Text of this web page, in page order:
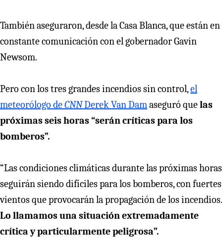
También aseguraron, desde la Casa Blanca, que están en
constante comunicación con el gobernador Gavin
Newsom.
Pero con los tres grandes incendios sin control,el
meteorólogo deCNNDerek Van Damaseguró quelas
próximas seis horas “serán críticas para los
bomberos”.
“Las condiciones climáticas durante las próximas horas
seguirán siendo difíciles para los bomberos, con fuertes
vientos que provocarán la propagación de los incendios.
Lo llamamos una situación extremadamente
crítica y particularmente peligrosa”.